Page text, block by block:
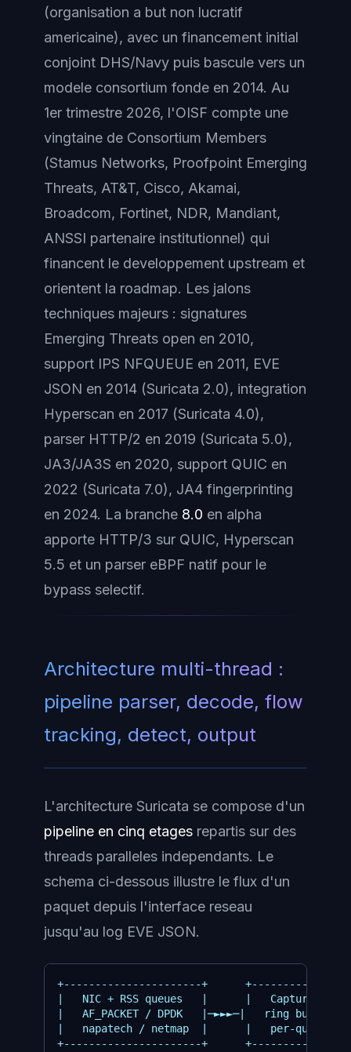
(organisation a but non lucratif
americaine), avec un financement initial
conjoint DHS/Navy puis bascule vers un
modele consortium fonde en 2014. Au
1er trimestre 2026, l'OISF compte une
vingtaine de Consortium Members
(Stamus Networks, Proofpoint Emerging
Threats, AT&T, Cisco, Akamai,
Broadcom, Fortinet, NDR, Mandiant,
ANSSI partenaire institutionnel) qui
financent le developpement upstream et
orientent la roadmap. Les jalons
techniques majeurs : signatures
Emerging Threats open en 2010,
support IPS NFQUEUE en 2011, EVE
JSON en 2014 (Suricata 2.0), integration
Hyperscan en 2017 (Suricata 4.0),
parser HTTP/2 en 2019 (Suricata 5.0),
JA3/JA3S en 2020, support QUIC en
2022 (Suricata 7.0), JA4 fingerprinting
en 2024. La branche 8.0 en alpha
apporte HTTP/3 sur QUIC, Hyperscan
5.5 et un parser eBPF natif pour le
bypass selectif.
Architecture multi-thread :
pipeline parser, decode, flow
tracking, detect, output
L'architecture Suricata se compose d'un
pipeline en cinq etages repartis sur des
threads paralleles independants. Le
schema ci-dessous illustre le flux d'un
paquet depuis l'interface reseau
jusqu'au log EVE JSON.
+----------------------+
|   NIC + RSS queues   |      |   Capture
|   AF_PACKET / DPDK   |─►►►─|   ring buffer
|   napatech / netmap  |      |   per-queue
+----------------------+